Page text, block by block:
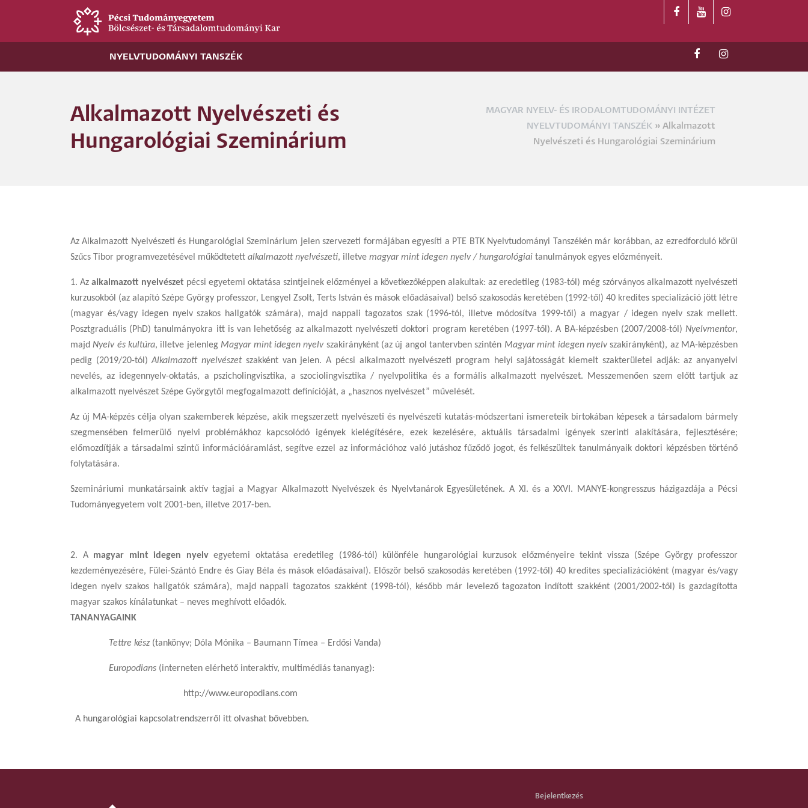
NYELVTUDOMÁNYI TANSZÉK
Alkalmazott Nyelvészeti és
Hungarológiai Szeminárium
Morzsa
MAGYAR NYELV- ÉS IRODALOMTUDOMÁNYI INTÉZET
NYELVTUDOMÁNYI TANSZÉK
Alkalmazott
Nyelvészeti és Hungarológiai Szeminárium
Az Alkalmazott Nyelvészeti és Hungarológiai Szeminárium jelen szervezeti formájában egyesíti a PTE BTK Nyelvtudományi Tanszékén már korábban, az ezredforduló körül
Szűcs Tibor programvezetésével működtetett alkalmazott nyelvészeti, illetve magyar mint idegen nyelv / hungarológiai tanulmányok egyes előzményeit.
1. Az alkalmazott nyelvészet pécsi egyetemi oktatása szintjeinek előzményei a következőképpen alakultak: az eredetileg (1983-tól) még szórványos alkalmazott nyelvészeti
kurzusokból (az alapító Szépe György professzor, Lengyel Zsolt, Terts István és mások előadásaival) belső szakosodás keretében (1992-től) 40 kredites specializáció jött létre
(magyar és/vagy idegen nyelv szakos hallgatók számára), majd nappali tagozatos szak (1996-tól, illetve módosítva 1999-től) a magyar / idegen nyelv szak mellett.
Posztgraduális (PhD) tanulmányokra itt is van lehetőség az alkalmazott nyelvészeti doktori program keretében (1997-től). A BA-képzésben (2007/2008-tól) Nyelvmentor,
majdNyelv és kultúra, illetve jelenleg Magyar mint idegen nyelvszakirányként (az új angol tantervben szintén Magyar mint idegen nyelvszakirányként), az MA-képzésben
pedig (2019/20-tól)Alkalmazott nyelvészetszakként van jelen. A pécsi alkalmazott nyelvészeti program helyi sajátosságát kiemelt szakterületei adják: az anyanyelvi
nevelés, az idegennyelv-oktatás, a pszicholingvisztika, a szociolingvisztika / nyelvpolitika és a formális alkalmazott nyelvészet. Messzemenően szem előtt tartjuk az
alkalmazott nyelvészet Szépe Györgytől megfogalmazott definícióját, a „hasznos nyelvészet” művelését.
Az új MA-képzés célja olyan szakemberek képzése, akik megszerzett nyelvészeti és nyelvészeti kutatás-módszertani ismereteik birtokában képesek a társadalom bármely
szegmensében felmerülő nyelvi problémákhoz kapcsolódó igények kielégítésére, ezek kezelésére, aktuális társadalmi igények szerinti alakítására, fejlesztésére;
előmozdítják a társadalmi szintű információáramlást, segítve ezzel az információhoz való jutáshoz fűződő jogot, és felkészültek tanulmányaik doktori képzésben történő
folytatására.
Szemináriumi munkatársaink aktív tagjai a Magyar Alkalmazott Nyelvészek és Nyelvtanárok Egyesületének. A XI. és a XXVI. MANYE-kongresszus házigazdája a Pécsi
Tudományegyetem volt 2001-ben, illetve 2017-ben.
2. A magyar mint idegen nyelvegyetemi oktatása eredetileg (1986-tól) különféle hungarológiai kurzusok előzményeire tekint vissza (Szépe György professzor
kezdeményezésére, Fülei-Szántó Endre és Giay Béla és mások előadásaival). Először belső szakosodás keretében (1992-től) 40 kredites specializációként (magyar és/vagy
idegen nyelv szakos hallgatók számára), majd nappali tagozatos szakként (1998-tól), később már levelező tagozaton indított szakként (2001/2002-től) is gazdagította
magyar szakos kínálatunkat – neves meghívott előadók.
TANANYAGAINK
Tettre kész(tankönyv; Dóla Mónika – Baumann Tímea – Erdősi Vanda)
Europodians (interneten elérhető interaktív, multimédiás tananyag):
http://www.europodians.com
A hungarológiai kapcsolatrendszerről itt olvashat bővebben.
Bejelentkezés